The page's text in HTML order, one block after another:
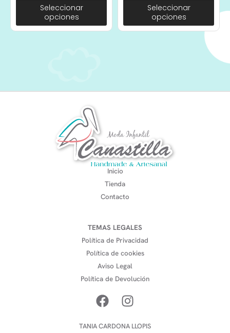
Seleccionar
opciones
Seleccionar
opciones
Inicio
Tienda
Contacto
TEMAS LEGALES
Política de Privacidad
Política de cookies
Aviso Legal
Política de Devolución
TANIA CARDONA LLOPIS